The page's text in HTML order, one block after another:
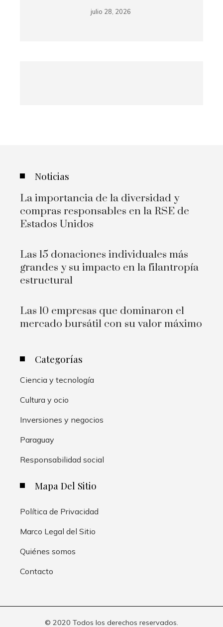
julio 28, 2026
Noticias
La importancia de la diversidad y
compras responsables en la RSE de
Estados Unidos
Las 15 donaciones individuales más
grandes y su impacto en la filantropía
estructural
Las 10 empresas que dominaron el
mercado bursátil con su valor máximo
Categorías
Ciencia y tecnología
Cultura y ocio
Inversiones y negocios
Paraguay
Responsabilidad social
Mapa Del Sitio
Política de Privacidad
Marco Legal del Sitio
Quiénes somos
Contacto
© 2020 Todos los derechos reservados.